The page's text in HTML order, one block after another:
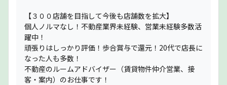
【３００店舗を目指して今後も店舗数を拡大】
個人ノルマなし！不動産業界未経験、営業未経験多数活
躍中！
頑張りはしっかり評価！歩合賞与で還元！20代で店長に
なった人も多数！
不動産のルームアドバイザー（賃貸物件仲介営業、接
客・案内）のお仕事です！